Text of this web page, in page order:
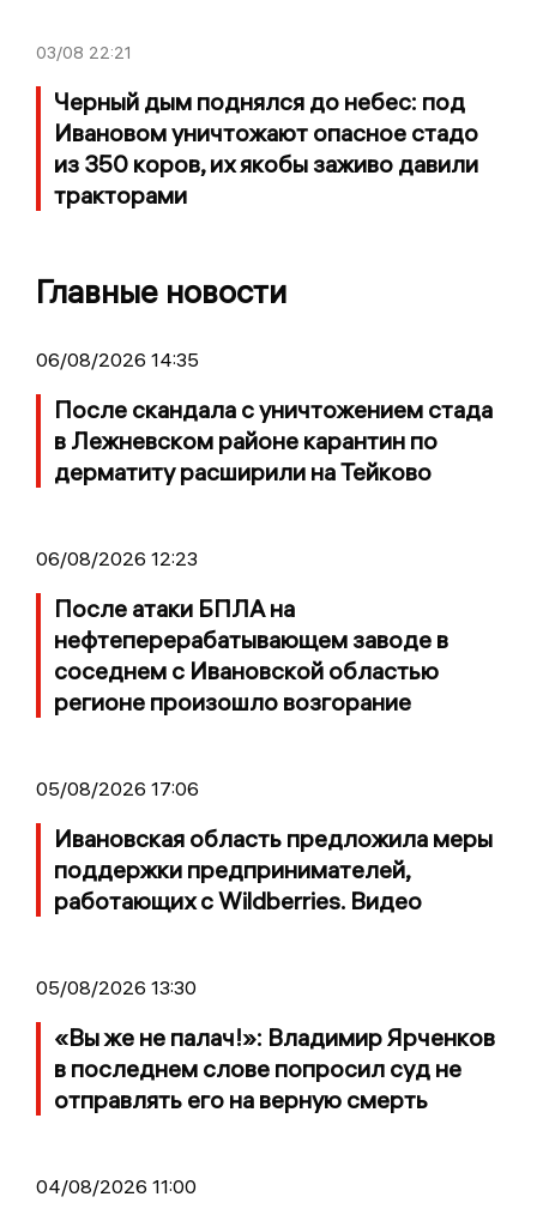
03/08 22:21
Черный дым поднялся до небес: под
Ивановом уничтожают опасное стадо
из 350 коров, их якобы заживо давили
тракторами
Главные новости
06/08/2026 14:35
После скандала с уничтожением стада
в Лежневском районе карантин по
дерматиту расширили на Тейково
06/08/2026 12:23
После атаки БПЛА на
нефтеперерабатывающем заводе в
соседнем с Ивановской областью
регионе произошло возгорание
05/08/2026 17:06
Ивановская область предложила меры
поддержки предпринимателей,
работающих с Wildberries. Видео
05/08/2026 13:30
«Вы же не палач!»: Владимир Ярченков
в последнем слове попросил суд не
отправлять его на верную смерть
04/08/2026 11:00